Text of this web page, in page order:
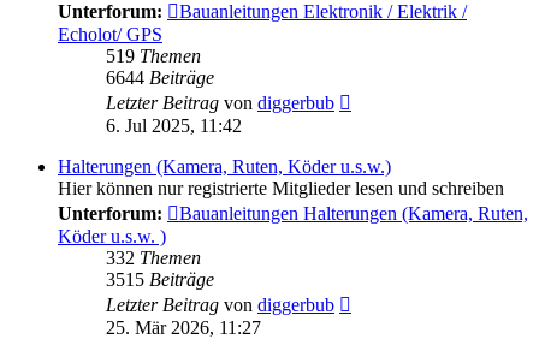
Unterforum:
Bauanleitungen Elektronik / Elektrik /
Echolot/ GPS
519 Themen
6644 Beiträge
Letzter Beitrag von diggerbub
6. Jul 2025, 11:42
Halterungen (Kamera, Ruten, Köder u.s.w.)
Hier können nur registrierte Mitglieder lesen und schreiben
Unterforum:
Bauanleitungen Halterungen (Kamera, Ruten,
Köder u.s.w. )
332 Themen
3515 Beiträge
Letzter Beitrag von diggerbub
25. Mär 2026, 11:27